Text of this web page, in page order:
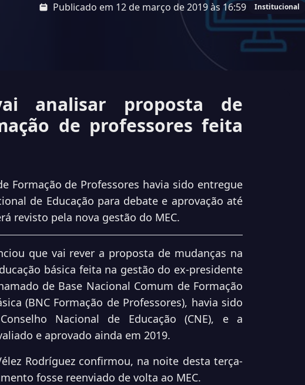
Publicado em 12 de março de 2019 às 16:59 Institucional
analisar proposta de
de professores feita
Formação de Professores havia sido entregue
de Educação para debate e aprovação até
revisto pela nova gestão do MEC.
que vai rever a proposta de mudanças na
básica feita na gestão do ex-presidente
de Base Nacional Comum de Formação
(BNC Formação de Professores), havia sido
Nacional de Educação (CNE), e a
e aprovado ainda em 2019.
Rodríguez confirmou, na noite desta terça-
fosse reenviado de volta ao MEC.